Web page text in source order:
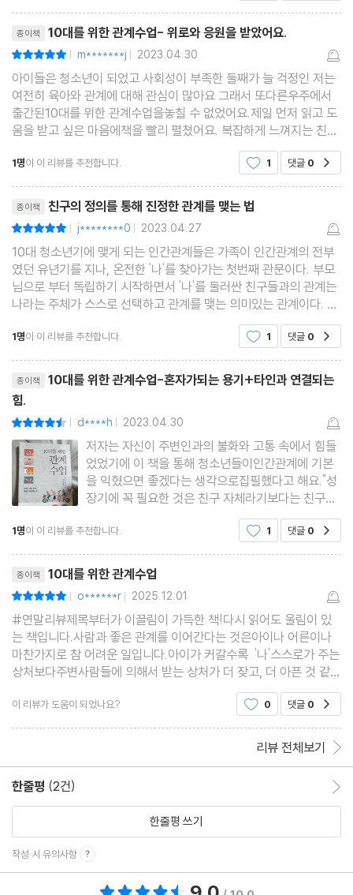
5장 싫다고 말해야 하는 관계도있다
그런 친구는 없어도 괜찮아 / 누구나 다른 사람을 괴롭힐 수 있다 /
괴롭힘의 연결 고리를 끊기 위해 할 수 있는 일 / 도망갈 길을 찾는
법 / 객관적 판단을 할 수 있는 제3자를 동원하라 / 스위치를 바꾸어
트라이앵글’ / 혼자가 좋다면 친구는 필요 없을까? / 웃음을 주는 사
람에게 나도 웃음을 주고 있는가 / 상대의 처지에서 생각하는 상상
력 / 후회도 다음 단계로 등을 떠미는 힘이 된다 / 최고의 친구란?
부록 / 마음의 거리를 줄이는 일곱 가지 방법
나오는 말
비교
종이책 10대를 위한 관계수업- 위로와 응원을 받았어요.
| m*******j | 2023.04.30
아이들은 청소년이 되었고 사회성이 부족한 둘째가 늘 걱정인 저는
여전히 육아와 관계에 대해 관심이 많아요 그래서 또다른우주에서
출간된10대를 위한 관계수업을놓칠 수 없었어요.제일 먼저 읽고 도
움을 받고 싶은 마음에책을 빨리 펼쳤어요. 복잡하게 느껴지는 친구
계의 일부라는 말에 큰 위로를 받
1명이 이 리뷰를 추천합니다. 1 댓글 0
종이책 친구의 정의를 통해 진정한 관계를 맺는 법
| j********0 | 2023.04.27
10대 청소년기에 맺게 되는 인간관계들은 가족이 인간관계의 전부
였던 유년기를 지나, 온전한 '나'를 찾아가는 첫번째 관문이다. 부모
님으로 부터 독립하기 시작하면서 '나'를 둘러싼 친구들과의 관계는
나라는 주체가 스스로 선택하고 관계를 맺는 의미있는 관계이다. 특
히 사춘기에는 친구들과의 관계가 삶에서 큰 비중을 차지하게 된다.
인생에서 중대한 전환점에 서게 된 사춘기의
1명이 이 리뷰를 추천합니다. 1 댓글 0
종이책
10대를 위한 관계수업-혼자가되는 용기+타인과 연결되는
힘.
| d****h | 2023.04.30
저자는 자신이 주변인과의 불화와 고통 속에서 힘들
었었기에 이 책을 통해 청소년들이인간관계에 기본
을 익혔으면 좋겠다는 생각으로집필했다고 해요."성
장기에 꼭 필요한 것은 친구 자체라기보다는 친구를
사귀는법을 배우는 것입니다.어른의 세계에 발을 들
이기 시작한 10대는 다른사람들과 어울리는 것이 아
고 보수적인 성향의 저는
1명이 이 리뷰를 추천합니다. 1 댓글 0
종이책 10대를 위한 관계수업
| o******r | 2025.12.01
#연말리뷰제목부터가 이끌림이 가득한 책!다시 읽어도 울림이 있
는 책입니다.사람과 좋은 관계를 이어간다는 것은아이나 어른이나
마찬가지로 참 어려운 일입니다.아이가 커갈수록 '나'스스로가 주는
상처보다주변사람들에 의해서 받는 상처가 더 잦고, 더 아픈 것 같아
요.특히나 인생의 나이중 10대는 부모보다 친구가 소중하고, 친구
로 인해 울고 웃는 경우가 많습니다.주체는 '나'이
이 리뷰가 도움이 되었나요? 0 댓글 0
리뷰 전체보기
한줄평 (2건)
한줄평 쓰기
작성 시 유의사항